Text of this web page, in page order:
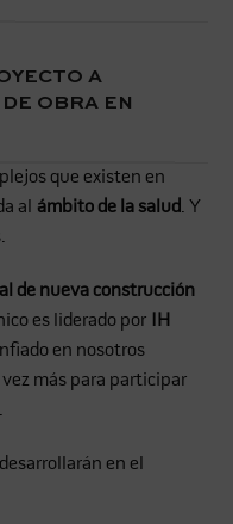
A
OBRA EN
que existen en
al ámbito de la salud. Y
de nueva construcción
es liderado por
IH
en nosotros
más para participar
en el